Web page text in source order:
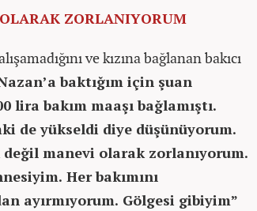
ZORLANIYORUM
ve kızına bağlanan bakıcı
baktığım için şuan
lira bakım maaşı bağlamıştı.
de yükseldi diye düşünüyorum.
manevi olarak zorlanıyorum.
Her bakımını
ayırmıyorum. Gölgesi gibiyim”